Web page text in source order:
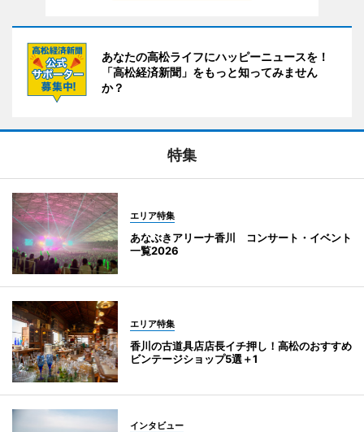
あなたの高松ライフにハッピーニュースを！
「高松経済新聞」をもっと知ってみません
か？
特集
エリア特集
あなぶきアリーナ香川 コンサート・イベント
一覧2026
エリア特集
香川の古道具店店長イチ押し！高松のおすすめ
ビンテージショップ5選＋1
インタビュー